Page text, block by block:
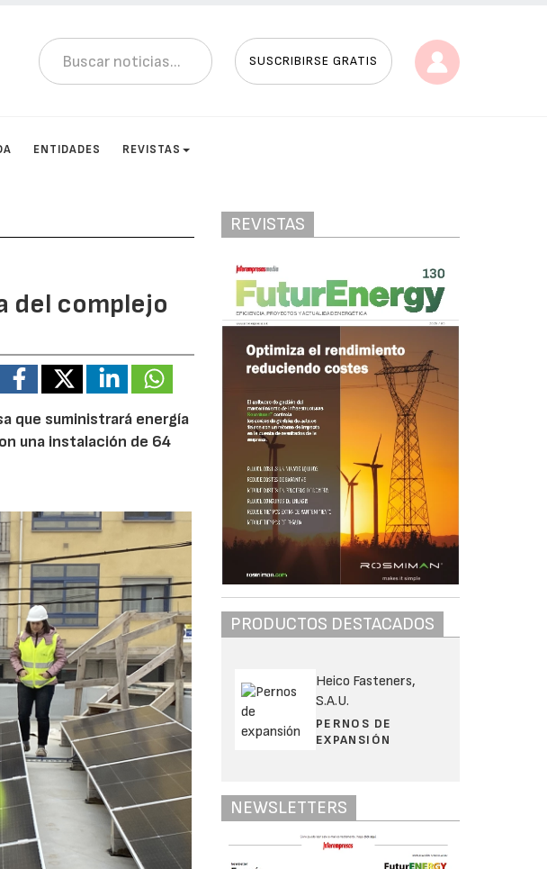
SUSCRIBIRSE GRATIS
ENTIDADES REVISTAS
del complejo
que suministrará energía
una instalación de 64
REVISTAS
PRODUCTOS DESTACADOS
Heico Fasteners,
S.A.U.
PERNOS DE
EXPANSIÓN
NEWSLETTERS